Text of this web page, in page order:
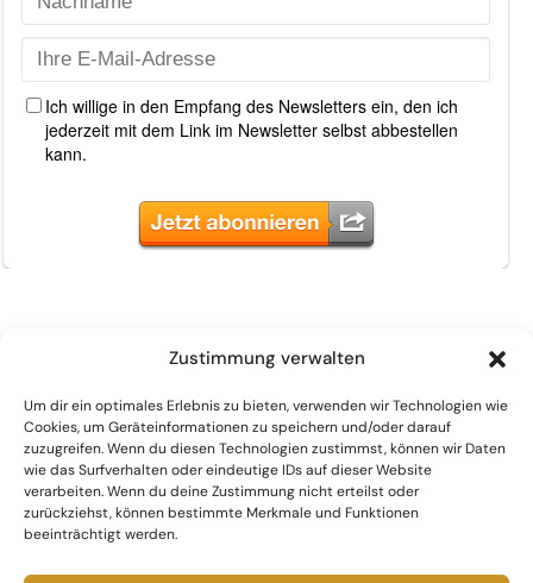
Zustimmung verwalten
Um dir ein optimales Erlebnis zu bieten, verwenden wir Technologien wie
Cookies, um Geräteinformationen zu speichern und/oder darauf
zuzugreifen. Wenn du diesen Technologien zustimmst, können wir Daten
wie das Surfverhalten oder eindeutige IDs auf dieser Website
verarbeiten. Wenn du deine Zustimmung nicht erteilst oder
zurückziehst, können bestimmte Merkmale und Funktionen
beeinträchtigt werden.